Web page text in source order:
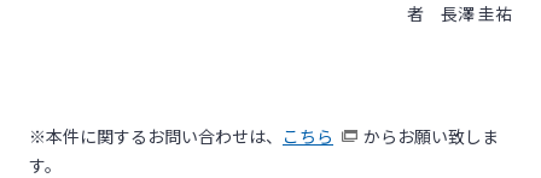
者 長澤 圭祐
※本件に関するお問い合わせは、 こちら
からお願い致しま
す。